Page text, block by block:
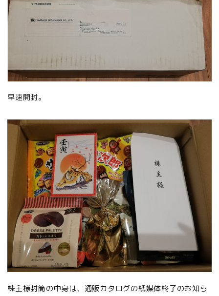
早速開封。
株主様封筒の中身は、通販カタログの紙媒体終了のお知ら